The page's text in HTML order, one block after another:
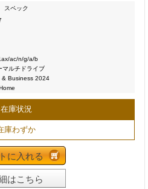
スペック
ac/n/g/a/b
マルチドライブ
& Business 2024
在庫状況
庫わずか
に入れる
はこちら